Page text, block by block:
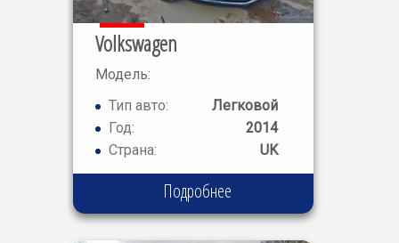
Volkswagen
Модель:
PASSAT
Тип авто:
Легковой
Год:
2014
Страна:
UK
Подробнее